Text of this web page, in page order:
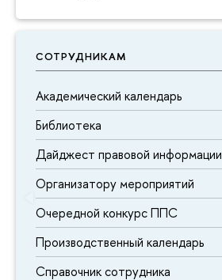
СОТРУДНИКАМ
Академический календарь
Библиотека
Дайджест правовой информации
Организатору мероприятий
Очередной конкурс ППС
Производственный календарь
Справочник сотрудника